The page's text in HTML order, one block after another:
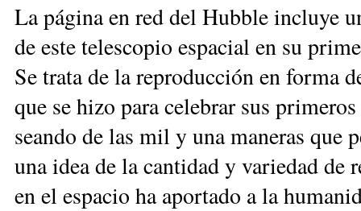
La pá­gi­na en red del Hub­ble in­clu­ye
de es­te te­les­co­pio es­pa­cial en su
Se tra­ta de la re­pro­duc­ción en for­ma
que se hi­zo pa­ra ce­le­brar sus
sean­do de las mil y una ma­ne­ras que
una idea de la can­ti­dad y va­rie­dad de
en el es­pa­cio ha apor­ta­do a la